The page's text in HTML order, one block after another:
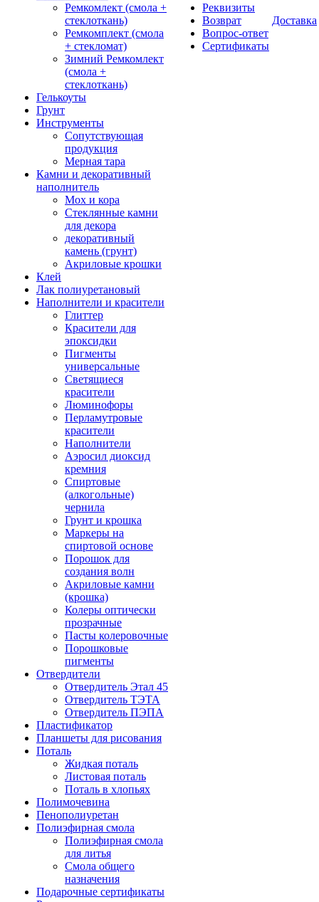
Ремкомлект (смола +
стеклоткань)
Ремкомплект (смола
+ стекломат)
Зимний Ремкомлект
(смола +
стеклоткань)
Гелькоуты
Грунт
Инструменты
Сопутствующая
продукция
Мерная тара
Камни и декоративный
наполнитель
Мох и кора
Стеклянные камни
для декора
декоративный
камень (грунт)
Акриловые крошки
Клей
Лак полиуретановый
Наполнители и красители
Глиттер
Красители для
эпоксидки
Пигменты
универсальные
Светящиеся
красители
Люминофоры
Перламутровые
красители
Наполнители
Аэросил диоксид
кремния
Спиртовые
(алкогольные)
чернила
Грунт и крошка
Маркеры на
спиртовой основе
Порошок для
создания волн
Акриловые камни
(крошка)
Колеры оптически
прозрачные
Пасты колеровочные
Порошковые
пигменты
Отвердители
Отвердитель Этал 45
Отвердитель ТЭТА
Отвердитель ПЭПА
Пластификатор
Планшеты для рисования
Поталь
Жидкая поталь
Листовая поталь
Поталь в хлопьях
Полимочевина
Пенополиуретан
Полиэфирная смола
Полиэфирная смола
для литья
Смола общего
назначения
Подарочные сертификаты
Реквизиты
Возврат
Вопрос-ответ
Сертификаты
Доставка